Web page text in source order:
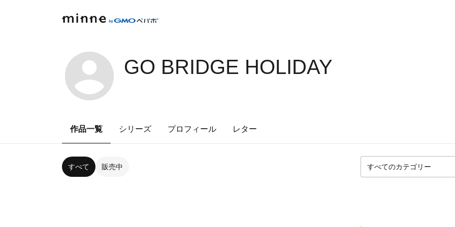
GO BRIDGE HOLIDAY
作品一覧 シリーズ プロフィール レター
すべて 販売中